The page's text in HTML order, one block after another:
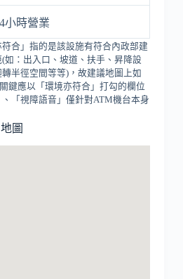
小時營業
合」指的是該設施有符合內政部建
如：出入口、坡道、扶手、昇降設
半徑空間等等)，故建議地圖上如
鍵應以「環境亦符合」打勾的欄位
「視障語音」僅針對ATM機台本身
圖